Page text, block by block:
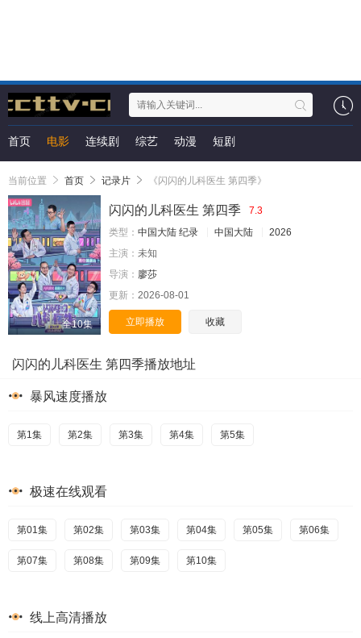
首页 电影 连续剧 综艺 动漫 短剧
当前位置 首页 记录片 《闪闪的儿科医生 第四季》
全10集
闪闪的儿科医生 第四季
7.3
类型： 中国大陆 纪录 中国大陆
2026
主演： 未知
导演： 廖莎
更新： 2026-08-01
立即播放 收藏
闪闪的儿科医生 第四季播放地址
暴风速度播放
第1集 第2集 第3集 第4集 第5集
极速在线观看
第01集 第02集 第03集 第04集 第05集 第06集
第07集 第08集 第09集 第10集
线上高清播放